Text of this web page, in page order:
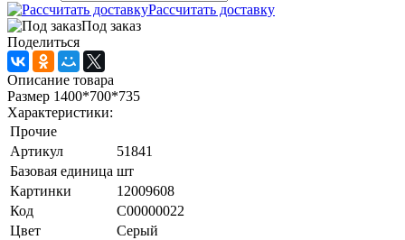
Рассчитать доставку
Под заказ
Поделиться
Описание товара
Размер 1400*700*735
Характеристики:
Прочие
Артикул
51841
Базовая единица шт
Картинки
12009608
Код
C00000022
Цвет
Серый